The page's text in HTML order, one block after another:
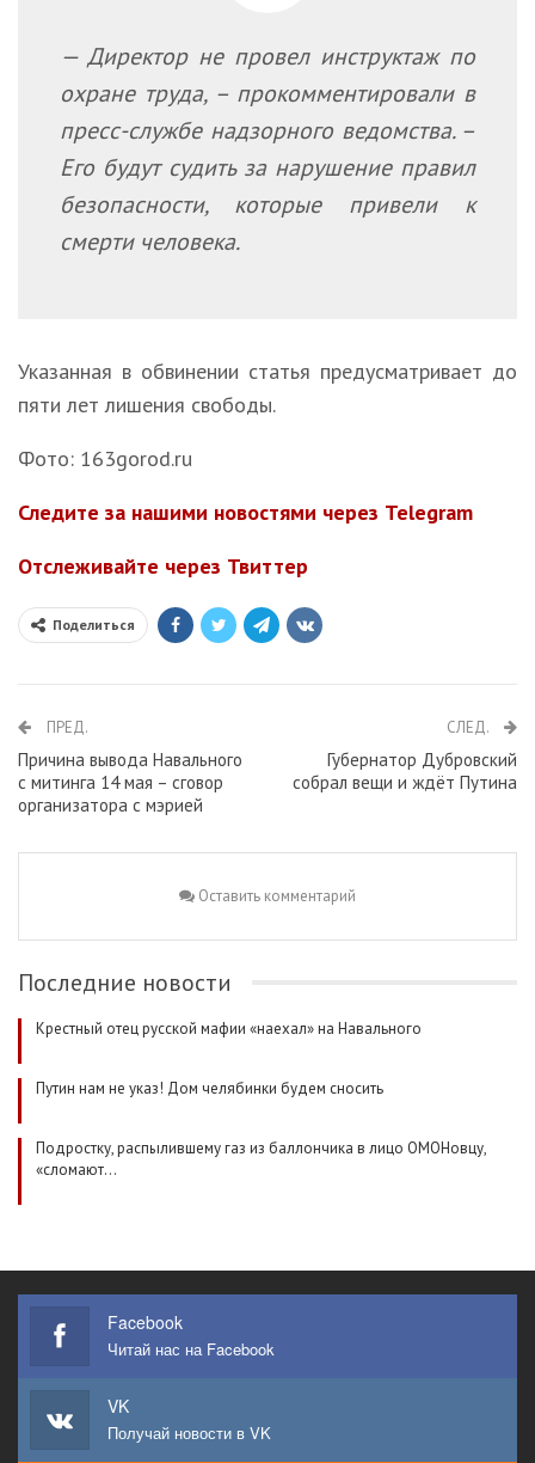
— Директор не провел инструктаж по
охране труда, – прокомментировали в
пресс-службе надзорного ведомства. –
Его будут судить за нарушение правил
безопасности, которые привели к
смерти человека.
Указанная в обвинении статья предусматривает до
пяти лет лишения свободы.
Фото: 163gorod.ru
Следите за нашими новостями через Telegram
Отслеживайте через Твиттер
Поделиться
ПРЕД.
Причина вывода Навального
с митинга 14 мая – сговор
организатора с мэрией
СЛЕД.
Губернатор Дубровский
собрал вещи и ждёт Путина
Оставить комментарий
Последние новости
Крестный отец русской мафии «наехал» на Навального
Путин нам не указ! Дом челябинки будем сносить
Подростку, распылившему газ из баллончика в лицо ОМОНовцу,
«сломают…
Facebook
Читай нас на Facebook
VK
Получай новости в VK